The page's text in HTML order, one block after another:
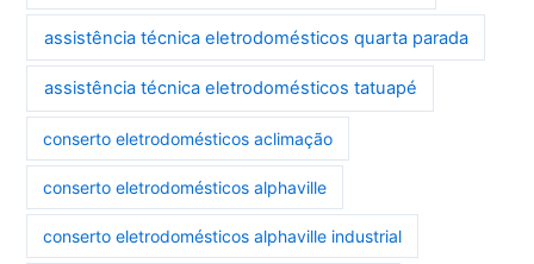
assistência técnica eletrodomésticos quarta parada
assistência técnica eletrodomésticos tatuapé
conserto eletrodomésticos aclimação
conserto eletrodomésticos alphaville
conserto eletrodomésticos alphaville industrial